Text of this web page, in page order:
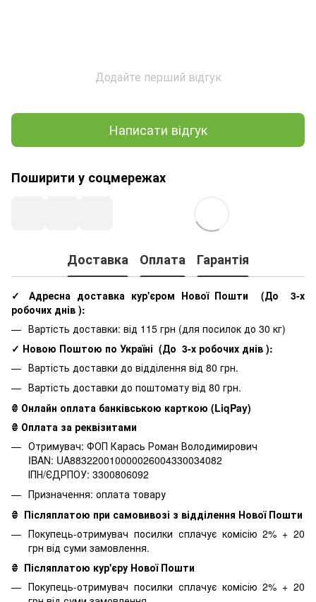
Додайте перший відгук
Написати відгук
Поширити у соцмережах
Доставка Оплата Гарантія
✓ Адресна доставка кур'єром Нової Пошти (До3-х
робочих днів ):
Вартість доставки: від 115 грн (для посилок до 30 кг)
✓ Новою Поштою по Україні (До 3-х робочих днів ):
Вартість доставки до відділення від 80 грн.
Вартість доставки до поштомату від 80 грн.
₴ Онлайн оплата банківською карткою (LiqPay)
₴ Оплата за реквізитами
Отримувач: ФОП Карась Роман Володимирович
IBAN: UA883220010000026004330034082
ІПН/ЄДРПОУ: 3300806092
Призначення: оплата товару
₴ Післяплатою при самовивозі з відділення Нової Пошти
Покупець-отримувач посилки сплачує комісію 2% + 20
грн від суми замовлення.
₴ Післяплатою кур'єру Нової Пошти
Покупець-отримувач посилки сплачує комісію 2% + 20